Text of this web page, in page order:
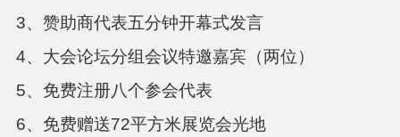
3、赞助商代表五分钟开幕式发言
4、大会论坛分组会议特邀嘉宾（两位）
5、免费注册八个参会代表
6、免费赠送72平方米展览会光地